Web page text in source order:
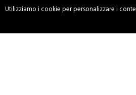
Utilizziamo i cookie per personalizzare i